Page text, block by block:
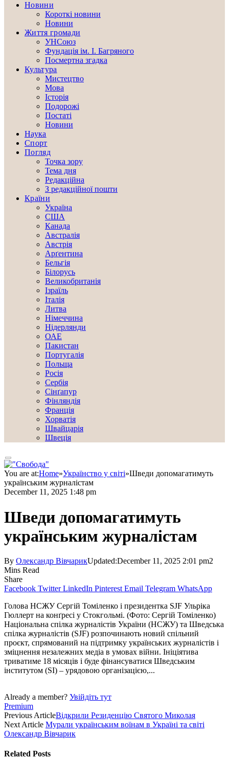
Новини
Короткі новини
Новини
Життя громади
УНСоюз
Фундація ім. І. Багряного
Посмертна згадка
Культура
Мистецтво
Мова
Історія
Подорожі
Постаті
Новини
Наука
Спорт
Погляд
Точка зору
Тема дня
Редакційна
З редакційної пошти
Країни
Україна
США
Канада
Австралія
Австрія
Арґентина
Бельгія
Білорусь
Великобританія
Ізраїль
Італія
Литва
Німеччина
Нідерлянди
ОАЕ
Пакистан
Португалія
Польща
Росія
Сербія
Сінґапур
Фінляндія
Франція
Хорватія
Швайцарія
Швеція
You are at:Home»Українство у світі»Шведи допомагатимуть
українським журналістам
December 11, 2025 1:48 pm
Шведи допомагатимуть
українським журналістам
By Олександр ВівчарикUpdated:December 11, 2025 2:01 pm2
Mins Read
Share
Facebook Twitter LinkedIn Pinterest Email Telegram WhatsApp
Голова НСЖУ Сергій Томіленко і президентка SJF Ульріка
Гюллерт на конґресі у Стокгольмі. (Фото: Сергій Томіленко)
Національна спілка журналістів України (НСЖУ) та Шведська
спілка журналістів (SJF) розпочинають новий спільний
проєкт, спрямований на підтримку українських журналістів і
зміцнення незалежних медіа в умовах війни. Ініціятива
триватиме 18 місяців і буде фінансуватися Шведським
інститутом (SI) – урядовою організацією,...
Already a member? Увійдіть тут
Premium
Previous ArticleВідкрили Резиденцію Святого Миколая
Next Article Мурали українським воїнам в Україні та світі
Олександр Вівчарик
Related Posts